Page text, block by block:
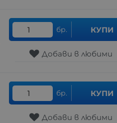
бр. КУПИ
Добави в любими
бр. КУПИ
Добави в любими